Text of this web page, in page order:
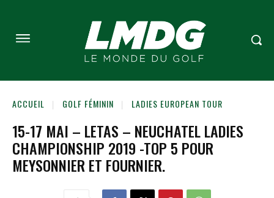
ACCUEIL GOLF FÉMININ LADIES EUROPEAN TOUR
15-17 MAI – LETAS – NEUCHATEL LADIES
CHAMPIONSHIP 2019 -TOP 5 POUR
MEYSONNIER ET FOURNIER.